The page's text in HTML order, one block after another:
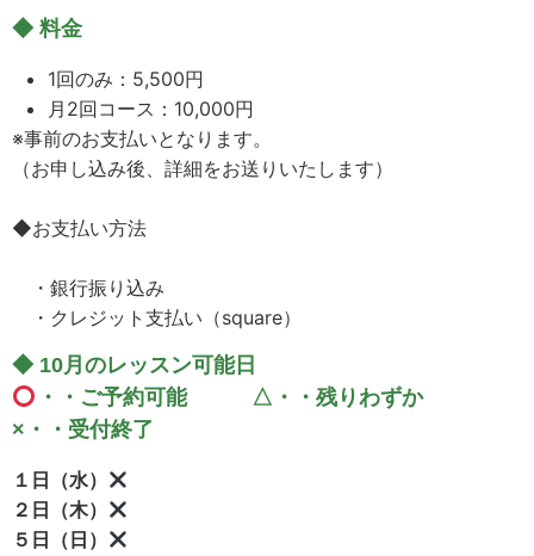
◆ 料金
1回のみ：5,500円
月2回コース：10,000円
※事前のお支払いとなります。
（お申し込み後、詳細をお送りいたします）
◆お支払い方法
・銀行振り込み
・クレジット支払い（square）
◆ 10月のレッスン可能日
・・ご予約可能 △・・残りわずか
×・・受付終了
１日（水）
２日（木）
５日（日）